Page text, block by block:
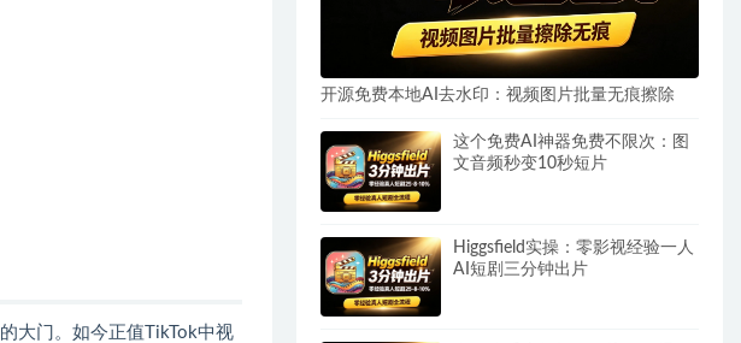
大门。如今正值TikTok中视
开源免费本地AI去水印：视频图片批量无痕擦除
这个免费AI神器免费不限次：图
文音频秒变10秒短片
Higgsfield实操：零影视经验一人
AI短剧三分钟出片